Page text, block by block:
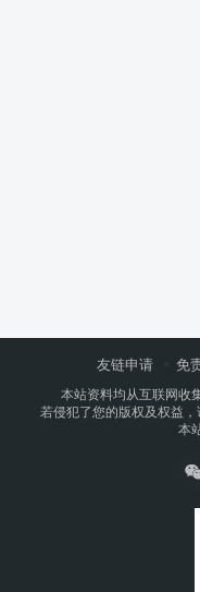
友链申请 免
本站资料均从互联网收
若侵犯了您的版权及权益
本